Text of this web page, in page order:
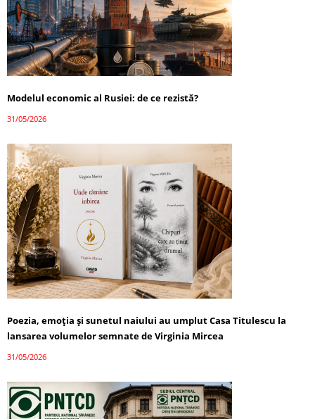
Modelul economic al Rusiei: de ce rezistă?
31/05/2026
Poezia, emoția și sunetul naiului au umplut Casa Titulescu la
lansarea volumelor semnate de Virginia Mircea
31/05/2026